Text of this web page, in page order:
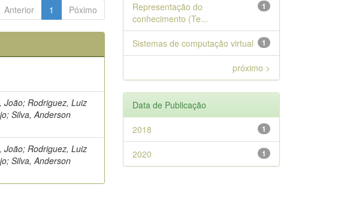
Anterior 1 Póximo
João; Rodriguez, Luiz
Silva, Anderson
João; Rodriguez, Luiz
Silva, Anderson
1
Representação do
conhecimento (Te...
1
Sistemas de computação virtual
próximo >
Data de Publicação
1
2018
1
2020